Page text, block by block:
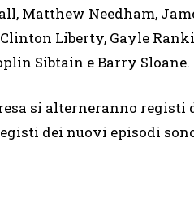
Matthew Needham,
Liberty, Gayle
Sibtain e Barry Sloane.
si alterneranno
dei nuovi episodi